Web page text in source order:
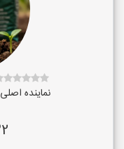
نماینده